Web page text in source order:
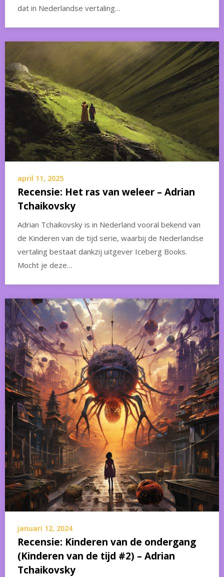
dat in Nederlandse vertaling…
april 11, 2025
Recensie: Het ras van weleer – Adrian
Tchaikovsky
Adrian Tchaikovsky is in Nederland vooral bekend van
de Kinderen van de tijd serie, waarbij de Nederlandse
vertaling bestaat dankzij uitgever Iceberg Books.
Mocht je deze…
januari 12, 2024
Recensie: Kinderen van de ondergang
(Kinderen van de tijd #2) – Adrian
Tchaikovsky